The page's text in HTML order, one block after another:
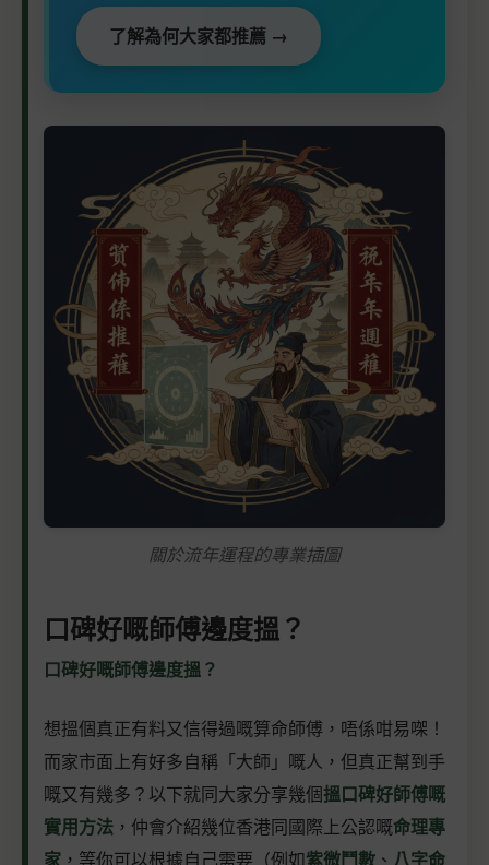
了解為何大家都推薦 →
關於流年運程的專業插圖
口碑好嘅師傅邊度搵？
口碑好嘅師傅邊度搵？
想搵個真正有料又信得過嘅算命師傅，唔係咁易㗎！
而家市面上有好多自稱「大師」嘅人，但真正幫到手
嘅又有幾多？以下就同大家分享幾個搵口碑好師傅嘅
實用方法 ，仲會介紹幾位香港同國際上公認嘅命理專
家 ，等你可以根據自己需要（例如紫微鬥數 、 八字命